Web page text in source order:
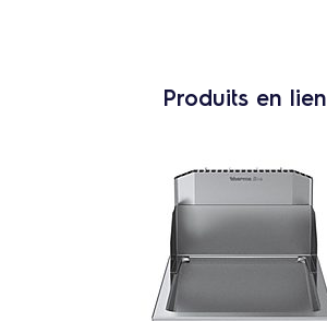
Produits en lien